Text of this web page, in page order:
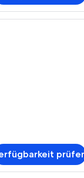
Wohnzimmer